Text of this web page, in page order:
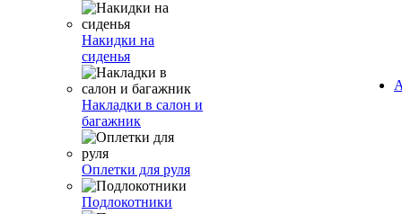
Накидки на
сиденья
Накладки в салон и
багажник
Оплетки для руля
Подлокотники